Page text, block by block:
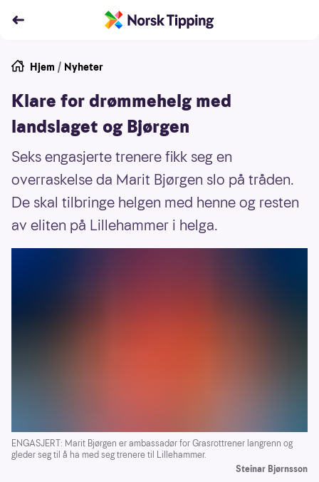
Hjem / Nyheter
Klare for drømmehelg med
landslaget og Bjørgen
Seks engasjerte trenere fikk seg en
overraskelse da Marit Bjørgen slo på tråden.
De skal tilbringe helgen med henne og resten
av eliten på Lillehammer i helga.
ENGASJERT: Marit Bjørgen er ambassadør for Grasrottrener langrenn og
gleder seg til å ha med seg trenere til Lillehammer.
Steinar Bjørnsson